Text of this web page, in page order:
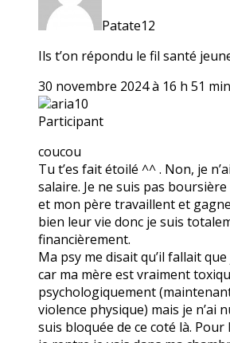
Patate12
Ils t’on répondu le fil santé
30 novembre 2024 à 16 h 51 min
aria10
Participant
coucou
Tu t’es fait étoilé ^^ . Non, je
salaire. Je ne suis pas
et mon père travaillent et
bien leur vie donc je suis
financièrement.
Ma psy me disait qu’il fallait
car ma mère est vraiment
psychologiquement
violence physique) mais je n’ai
suis bloquée de ce coté là.